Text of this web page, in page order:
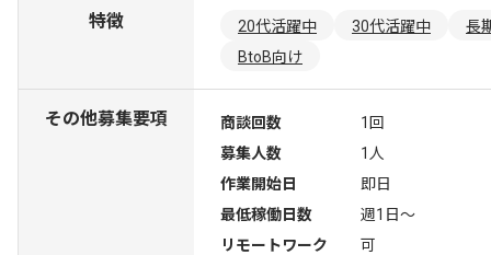
特徴 20代活躍中 30代活躍中
長
BtoB向け
その他募集要項 商談回数
1回
募集人数
1人
作業開始日
即日
最低稼働日数
週1日〜
リモートワーク
可